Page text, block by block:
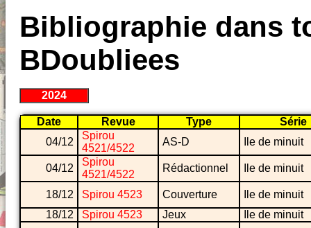
Bibliographie dans
BDoubliees
2024
Date Revue Type
Série
04/12
Spirou
4521/4522
AS-D Ile de minuit
04/12
Spirou
4521/4522
Rédactionnel Ile de minuit
18/12 Spirou 4523 Couverture
Ile de minuit
18/12
Spirou 4523 Jeux
Ile de minuit